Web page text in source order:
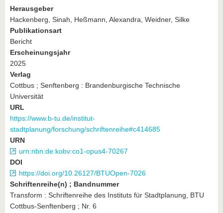
Herausgeber
Hackenberg, Sinah, Heßmann, Alexandra, Weidner, Silke
Publikationsart
Bericht
Erscheinungsjahr
2025
Verlag
Cottbus ; Senftenberg : Brandenburgische Technische
Universität
URL
https://www.b-tu.de/institut-
stadtplanung/forschung/schriftenreihe#c414685
URN
urn:nbn:de:kobv:co1-opus4-70267
DOI
https://doi.org/10.26127/BTUOpen-7026
Schriftenreihe(n) ; Bandnummer
Transform : Schriftenreihe des Instituts für Stadtplanung, BTU
Cottbus-Senftenberg ; Nr. 6